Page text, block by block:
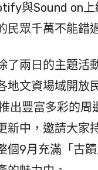
與Sound on上
民眾千萬不能錯
了兩日的主題活
地文資場域開放
出豐富多彩的周
新中，邀請大家
個9月充滿「古蹟